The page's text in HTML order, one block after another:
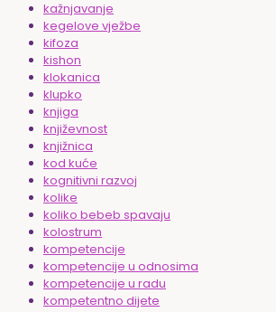
kažnjavanje
kegelove vježbe
kifoza
kishon
klokanica
klupko
knjiga
književnost
knjižnica
kod kuće
kognitivni razvoj
kolike
koliko bebeb spavaju
kolostrum
kompetencije
kompetencije u odnosima
kompetencije u radu
kompetentno dijete